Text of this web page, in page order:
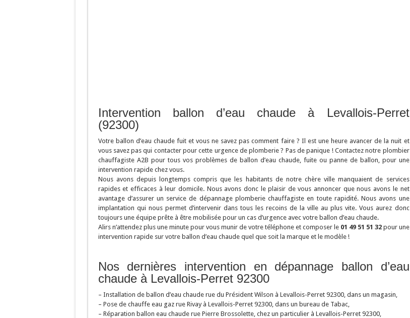
Intervention ballon d’eau chaude à Levallois-Perret
(92300)
Votre ballon d’eau chaude fuit et vous ne savez pas comment faire ? Il est une heure avancer de la nuit et
vous savez pas qui contacter pour cette urgence de plomberie ? Pas de panique ! Contactez notre plombier
chauffagiste A2B pour tous vos problèmes de ballon d’eau chaude, fuite ou panne de ballon, pour une
intervention rapide chez vous.
Nous avons depuis longtemps compris que les habitants de notre chère ville manquaient de services
rapides et efficaces à leur domicile. Nous avons donc le plaisir de vous annoncer que nous avons le net
avantage d’assurer un service de dépannage plomberie chauffagiste en toute rapidité. Nous avons une
implantation qui nous permet d’intervenir dans tous les recoins de la ville au plus vite. Vous aurez donc
toujours une équipe prête à être mobilisée pour un cas d’urgence avec votre ballon d’eau chaude.
Alirs n’attendez plus une minute pour vous munir de votre téléphone et composer le 01 49 51 51 32pour une
intervention rapide sur votre ballon d’eau chaude quel que soit la marque et le modèle !
Nos dernières intervention en dépannage ballon d’eau
chaude à Levallois-Perret 92300
– Installation de ballon d’eau chaude rue du Président Wilson à Levallois-Perret 92300, dans un magasin,
– Pose de chauffe eau gaz rue Rivay à Levallois-Perret 92300, dans un bureau de Tabac,
– Réparation ballon eau chaude rue Pierre Brossolette, chez un particulier à Levallois-Perret 92300,